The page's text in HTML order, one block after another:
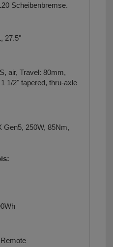
Scheibenbremse.
27.5"
air, Travel: 80mm,
1/2" tapered, thru-axle
Gen5, 250W, 85Nm,